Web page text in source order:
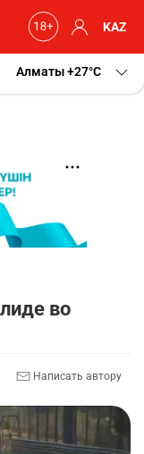
KAZ
Алматы+27 C
во
Написать автору